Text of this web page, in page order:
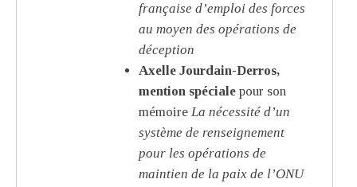
française d’emploi des forces
au moyen des opérations de
déception
Axelle Jourdain-Derros,
mention spécialepour son
mémoire La nécessité d’un
système de renseignement
pour les opérations de
maintien de la paix de l’ONU